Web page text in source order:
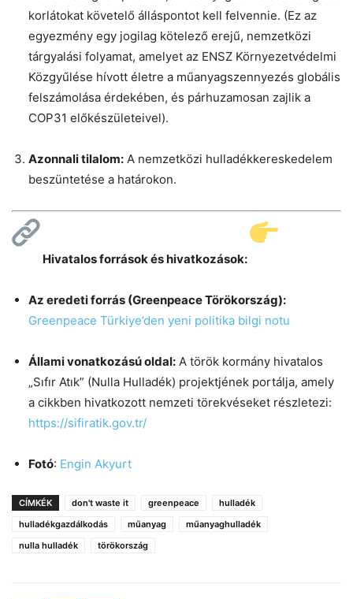
korlátokat követelő álláspontot kell felvennie. (Ez az
egyezmény egy jogilag kötelező erejű, nemzetközi
tárgyalási folyamat, amelyet az ENSZ Környezetvédelmi
Közgyűlése hívott életre a műanyagszennyezés globális
felszámolása érdekében, és párhuzamosan zajlik a
COP31 előkészületeivel).
Azonnali tilalom: A nemzetközi hulladékkereskedelem
beszüntetése a határokon.
Hivatalos források és hivatkozások:
Az eredeti forrás (Greenpeace Törökország):
Greenpeace Türkiye’den yeni politika bilgi notu
Állami vonatkozású oldal: A török kormány hivatalos
„Sıfır Atık” (Nulla Hulladék) projektjének portálja, amely
a cikkben hivatkozott nemzeti törekvéseket részletezi:
https://sifiratik.gov.tr/
Fotó: Engin Akyurt
CÍMKÉK don't waste it greenpeace
hulladék
hulladékgazdálkodás
műanyag
műanyaghulladék
nulla hulladék
törökország